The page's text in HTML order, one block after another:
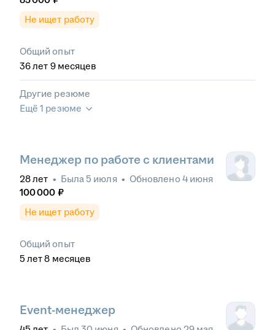
Не ищет работу
Общий опыт
36лет 9 месяцев
Другие резюме
Ещё 1 резюме
Менеджер по работе с клиентами
28лет • Была5 июля • Обновлено 4 июня
100 000 ₽
Не ищет работу
Общий опыт
5 лет 8 месяцев
Event-менеджер